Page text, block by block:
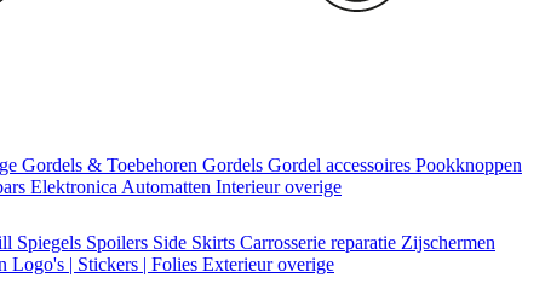
Gordels & Toebehoren Gordels Gordel accessoires Pookknoppen
Elektronica Automatten Interieur overige
Spiegels Spoilers Side Skirts Carrosserie reparatie Zijschermen
Logo's | Stickers | Folies Exterieur overige